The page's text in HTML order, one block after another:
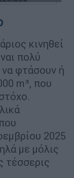
κινηθεί
πολύ
φτάσουν ή
m³, που
2025
με μόλις
τέσσερις